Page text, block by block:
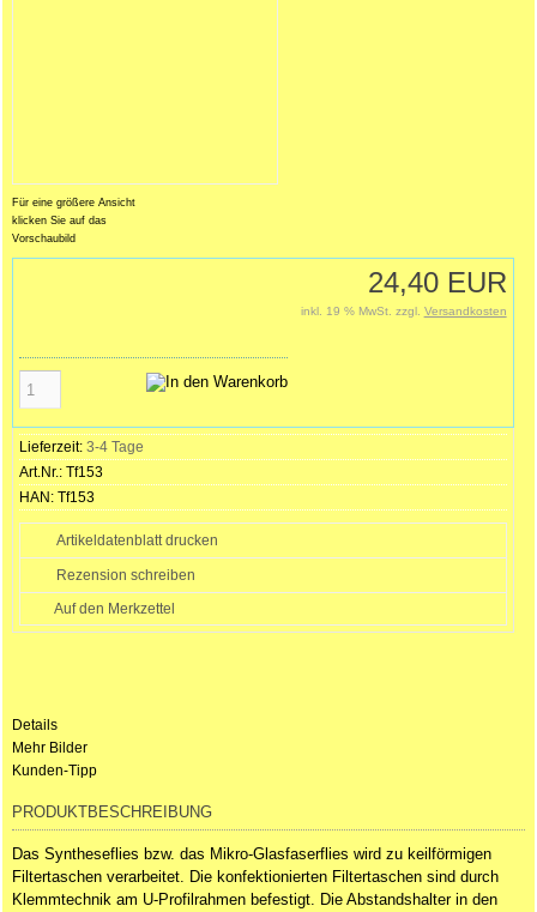
Für eine größere Ansicht
klicken Sie auf das
Vorschaubild
24,40 EUR
inkl. 19 % MwSt. zzgl. Versandkosten
Lieferzeit: 3-4 Tage
Art.Nr.: Tf153
HAN: Tf153
Artikeldatenblatt drucken
Rezension schreiben
Details
Mehr Bilder
Kunden-Tipp
PRODUKTBESCHREIBUNG
Das Syntheseflies bzw. das Mikro-Glasfaserflies wird zu keilförmigen
Filtertaschen verarbeitet. Die konfektionierten Filtertaschen sind durch
Klemmtechnik am U-Profilrahmen befestigt. Die Abstandshalter in den